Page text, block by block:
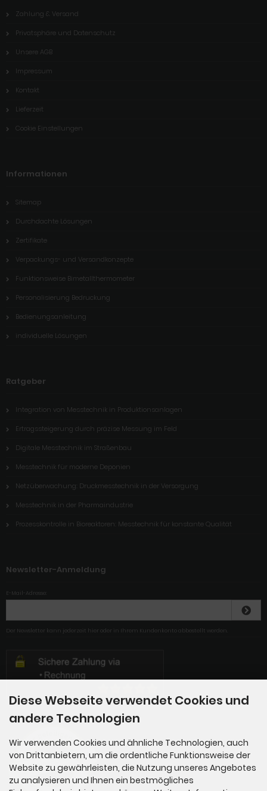
Zahlung & Versand
Privatsphäre und Datenschutz
Unsere AGB
Impressum
Kontakt
Lieferzeit
Cookie Einstellungen
Informationen
Sitemap
Durchdachte Lösungen
Zertifikate
Verpackungs- und Versandkonzepte
Funktionsweise Bimetallthermometer
Personalisierung Bedruckung
Bedienungsanleitung
individuelle Lösungen
Ratgeber
Integration von Messtechnik in Produktionsanlagen
Ertragssteigerung durch präzise Messung im Feld
Digitale Messtechnik im Straßenbau
Messtechnik für moderne Deponien
Netzüberwachung: Druckmesstechnik in der Versorgung
Messtechnik in der Pharmaindustrie
Prozesskontrolle in Bioreaktoren: Messtechnik für konstante Qualität
Newsletter-Anmeldung
E-Mail-Adresse:
Der Newsletter kann jederzeit hier oder in Ihrem Kundenkonto abbestellt werden.
Diese Webseite verwendet Cookies und
andere Technologien
Wir verwenden Cookies und ähnliche Technologien, auch
von Drittanbietern, um die ordentliche Funktionsweise der
Website zu gewährleisten, die Nutzung unseres Angebotes
zu analysieren und Ihnen ein bestmögliches